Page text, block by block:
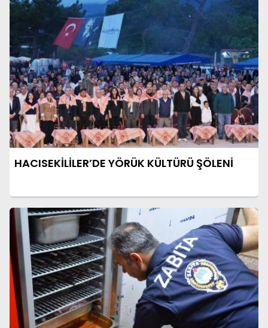
HACISEKİLİLER’DE YÖRÜK KÜLTÜRÜ ŞÖLENİ